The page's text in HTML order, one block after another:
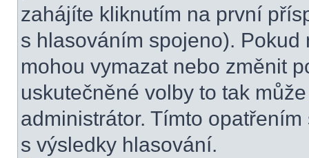
zahájíte kliknutím na první
s hlasováním spojeno).
mohou vymazat nebo změnit
uskutečněné volby to tak
administrátor. Tímto
s výsledky hlasování.